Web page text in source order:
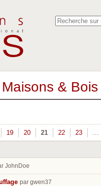
&
19 20 21 22 23 …
JohnDoe
par gwen37